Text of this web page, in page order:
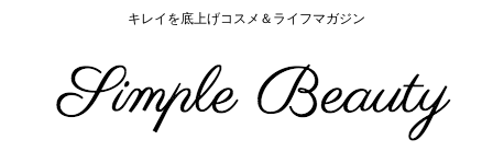
キレイを底上げコスメ＆ライフマガジン